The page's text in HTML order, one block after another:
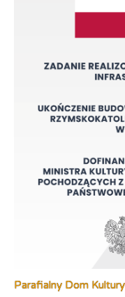
Parafialny Dom Kultury